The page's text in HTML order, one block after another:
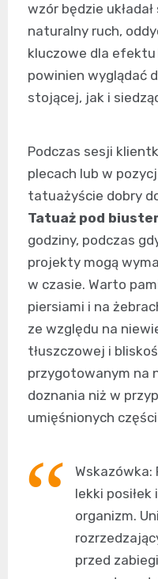
wzór będzie
naturalny ruch,
kluczowe dla
powinien wyglądać
stojącej, jak i
Podczas sesji
plecach lub w
tatuażyście dobry
Tatuaż pod
godziny, podczas
projekty mogą
w czasie. Warto
piersiami i na
ze względu na
tłuszczowej i
przygotowanym na
doznania niż w
umięśnionych
lekki
organizm.
przed